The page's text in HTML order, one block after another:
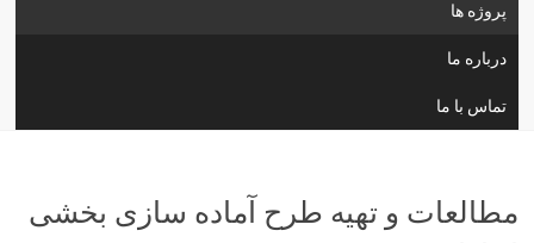
پروژه ها
درباره ما
تماس با ما
مطالعات و تهیه طرح آماده سازی بخشی